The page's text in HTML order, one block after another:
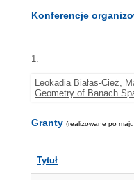
Konferencje
1.
Leokadia Białas-Cież,
Geometry of Banach
Granty (realizowane po
Tytuł